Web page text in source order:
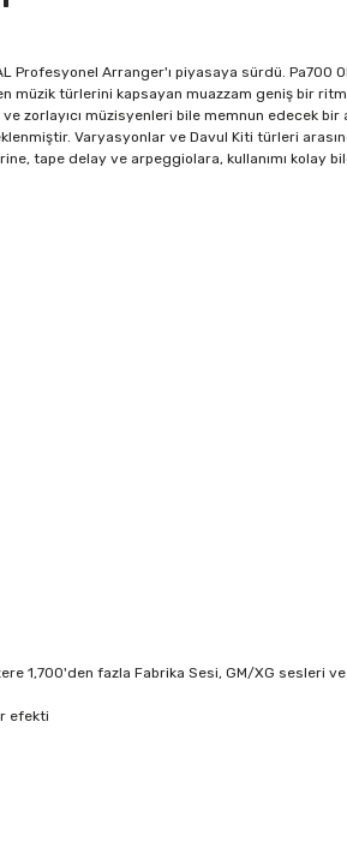
Profesyonel Arranger'ı piyasaya sürdü. Pa700
müzik türlerini kapsayan muazzam geniş bir
zorlayıcı müzisyenleri bile memnun edecek
Varyasyonlar ve Davul Kiti türleri
tape delay ve arpeggiolara, kullanımı
1,700'den fazla Fabrika Sesi, GM/XG sesleri ve
efekti